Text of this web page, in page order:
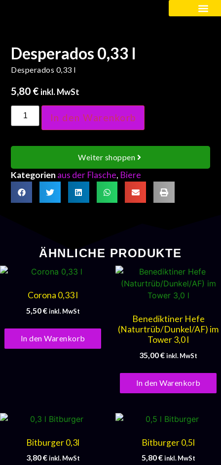
Desperados 0,33 l
Desperados 0,33 l
5,80 € inkl. MwSt
In den Warenkorb
Weiter shoppen
Kategorien aus der Flasche, Biere
ÄHNLICHE PRODUKTE
Corona 0,33 l
5,50€ inkl. MwSt
In den Warenkorb
Benediktiner Hefe
(Naturtrüb/Dunkel/AF) im
Tower 3,0 l
35,00€inkl. MwSt
In den Warenkorb
Bitburger 0,3l
3,80€ inkl. MwSt
Bitburger 0,5l
5,80€ inkl. MwSt